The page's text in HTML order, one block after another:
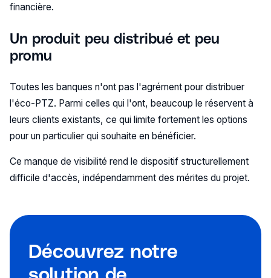
financière.
Un produit peu distribué et peu
promu
Toutes les banques n'ont pas l'agrément pour distribuer
l'éco-PTZ. Parmi celles qui l'ont, beaucoup le réservent à
leurs clients existants, ce qui limite fortement les options
pour un particulier qui souhaite en bénéficier.
Ce manque de visibilité rend le dispositif structurellement
difficile d'accès, indépendamment des mérites du projet.
Découvrez notre
solution de